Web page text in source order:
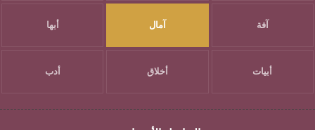
آفة آمال أبها
أبيات أخلاق أدب